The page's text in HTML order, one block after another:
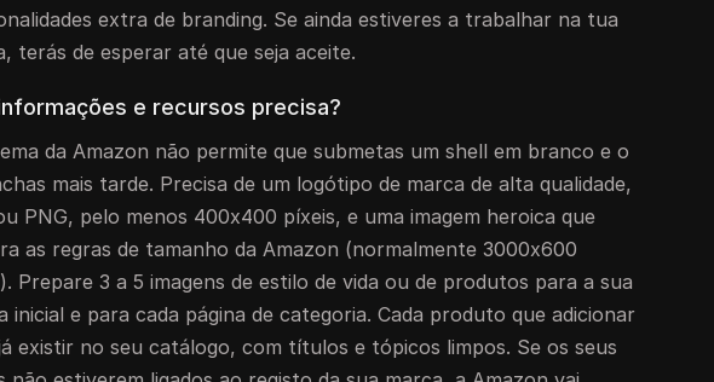
extra de branding. Se ainda estiveres a trabalhar na tua
terás de esperar até que seja aceite.
e recursos precisa?
da Amazon não permite que submetas um shell em branco e o
mais tarde. Precisa de um logótipo de marca de alta qualidade,
PNG, pelo menos 400x400 píxeis, e uma imagem heroica que
as regras de tamanho da Amazon (normalmente 3000x600
Prepare 3 a 5 imagens de estilo de vida ou de produtos para a sua
inicial e para cada página de categoria. Cada produto que adicionar
existir no seu catálogo, com títulos e tópicos limpos. Se os seus